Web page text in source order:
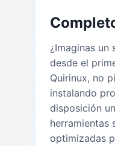
¿Imaginas un
desde el
Quirinux, no
instalando
disposición
herramientas
optimizadas